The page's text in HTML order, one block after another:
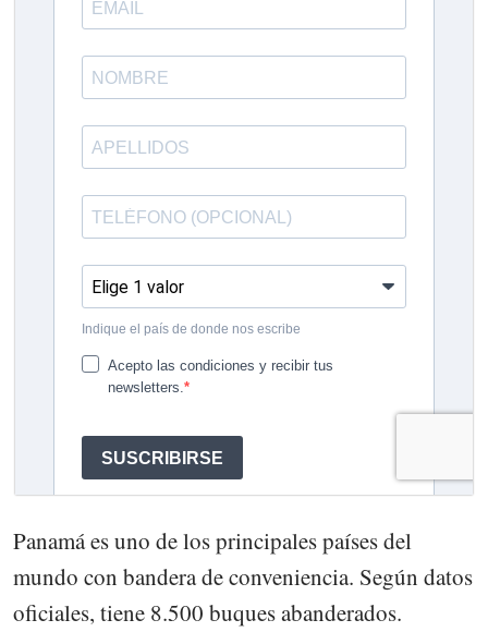
Panamá es uno de los principales países del
mundo con bandera de conveniencia. Según datos
oficiales, tiene 8.500 buques abanderados.